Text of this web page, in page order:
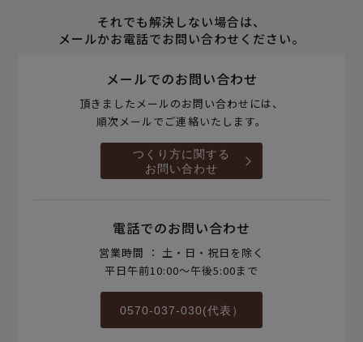
それでも解決しない場合は、
メールかお電話でお問い合わせください。
メールでのお問い合わせ
頂きましたメールのお問い合わせには、
順次メールでご連絡いたします。
つくり方に関する
お問い合わせ
電話でのお問い合わせ
営業時間 ： 土・日・祝日を除く
平日午前10:00～午後5:00まで
0570-037-030(代表）